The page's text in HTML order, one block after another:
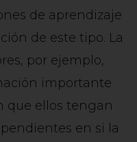
de aprendizaje
de este tipo. La
por ejemplo,
importante
que ellos tengan
en si la